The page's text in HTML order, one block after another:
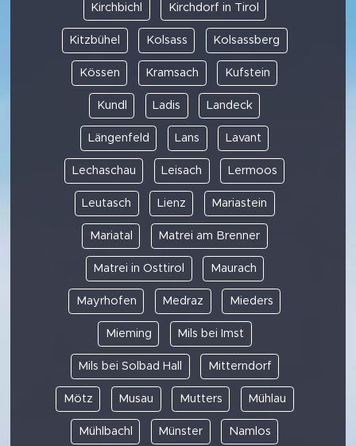
Kirchbichl Kirchdorf in Tirol
Kitzbühel Kolsass Kolsassberg
Kössen Kramsach Kufstein
Kundl Ladis Landeck
Längenfeld Lans Lavant
Lechaschau Leisach Lermoos
Leutasch Lienz Mariastein
Mariatal Matrei am Brenner
Matrei in Osttirol Maurach
Mayrhofen Medraz Mieders
Mieming Mils bei Imst
Mils bei Solbad Hall Mitterndorf
Mötz Musau Mutters Mühlau
Mühlbachl Münster Namlos